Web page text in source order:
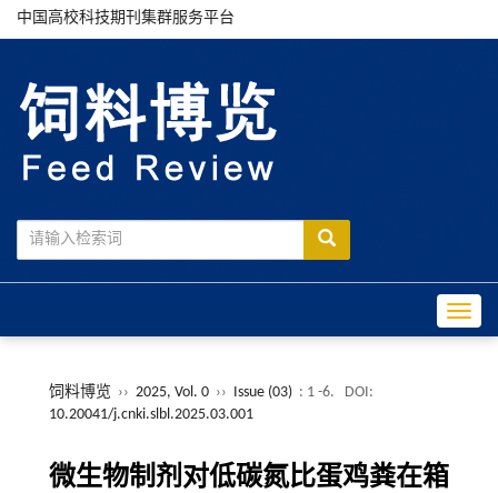
中国高校科技期刊集群服务平台
饲料博览 ›› 2025, Vol. 0 ›› Issue (03) : 1 -6.
DOI:
10.20041/j.cnki.slbl.2025.03.001
微生物制剂对低碳氮比蛋鸡粪在箱